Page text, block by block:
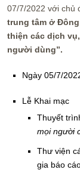
07/7/2022 với chủ
trung tâm ở Đông
thiện các dịch
người dùng”.
Ngày 05/7/
Lễ Khai mạc
Thuyết
mọi người
Thư viện
gia báo